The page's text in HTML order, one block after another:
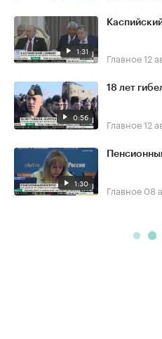
1:31 Главное12
0:56
18 лет
Главное12
1:30 Главное 08